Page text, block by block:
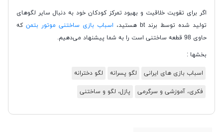
اگر برای تقویت خلاقیت و بهبود تمرکز کودکان خود به دنبال سایر لگوهای
تولید شده توسط برند bt هستید،
اسباب بازی ساختنی موتور بتمنکه
حاوی 98 قطعه ساختنی است را به شما پیشنهاد می‌دهیم.
بخشها :
اسباب بازی های ایرانی لگو پسرانه لگو دخترانه
فکری، آموزشی و سرگرمی پازل، لگو و ساختنی